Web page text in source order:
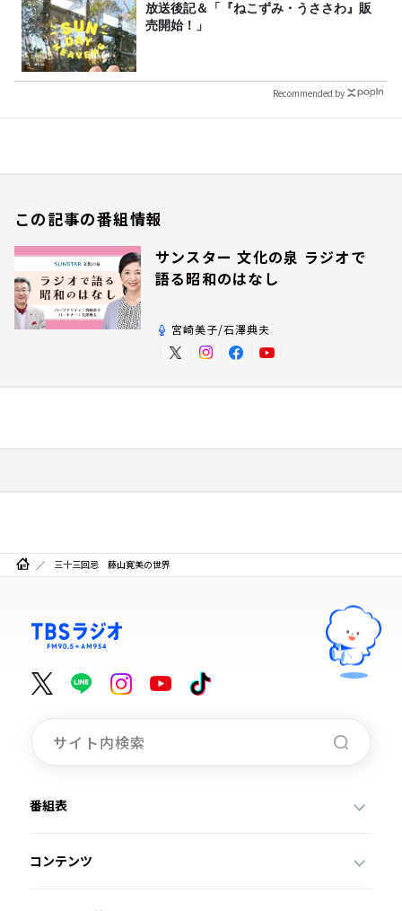
放送後記＆「『ねこずみ・うささわ』販
売開始！」
Recommended by
この記事の番組情報
サンスター 文化の泉 ラジオで
語る昭和のはなし
宮崎美子/石澤典夫
三十三回忌 藤山寛美の世界
番組表
コンテンツ